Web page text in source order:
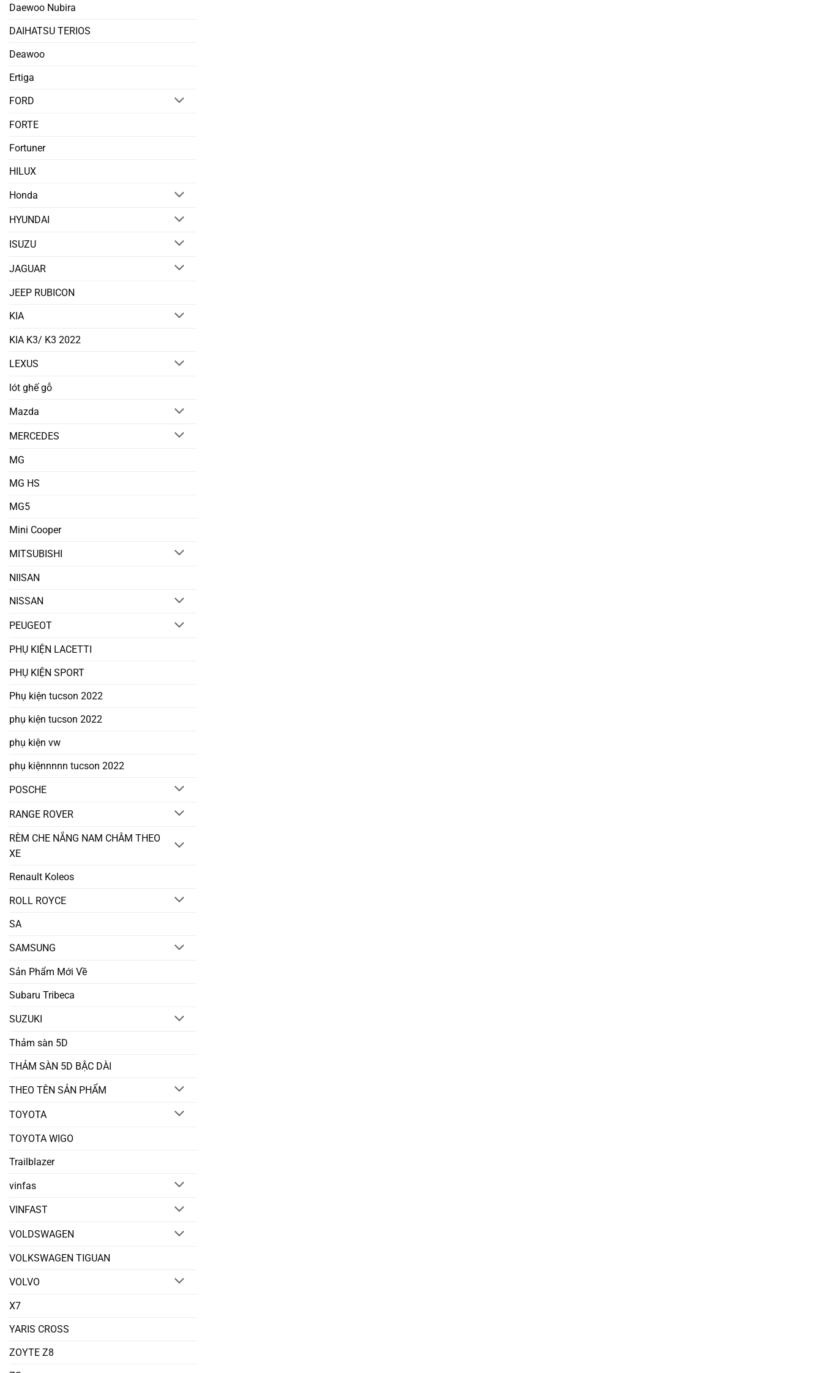
Daewoo Nubira
DAIHATSU TERIOS
Deawoo
Ertiga
FORD
FORTE
Fortuner
HILUX
Honda
HYUNDAI
ISUZU
JAGUAR
JEEP RUBICON
KIA
KIA K3/ K3 2022
LEXUS
lót ghế gỗ
Mazda
MERCEDES
MG
MG HS
MG5
Mini Cooper
MITSUBISHI
NIISAN
NISSAN
PEUGEOT
PHỤ KIỆN LACETTI
PHỤ KIỆN SPORT
Phụ kiện tucson 2022
phụ kiện tucson 2022
phụ kiện vw
phụ kiệnnnnn tucson 2022
POSCHE
RANGE ROVER
RÈM CHE NẮNG NAM CHÂM THEO
XE
Renault Koleos
ROLL ROYCE
SA
SAMSUNG
Sản Phẩm Mới Về
Subaru Tribeca
SUZUKI
Thảm sàn 5D
THẢM SÀN 5D BẬC DÀI
THEO TÊN SẢN PHẨM
TOYOTA
TOYOTA WIGO
Trailblazer
vinfas
VINFAST
VOLDSWAGEN
VOLKSWAGEN TIGUAN
VOLVO
X7
YARIS CROSS
ZOYTE Z8